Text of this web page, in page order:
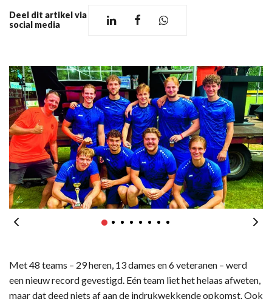
Deel dit artikel via
social media
Met 48 teams – 29 heren, 13 dames en 6 veteranen – werd
een nieuw record gevestigd. Eén team liet het helaas afweten,
maar dat deed niets af aan de indrukwekkende opkomst. Ook